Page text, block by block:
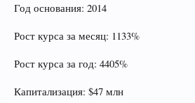
Год основания: 2014
Рост курса за месяц: 1133%
Рост курса за год: 4405%
Капитализация: $47 млн